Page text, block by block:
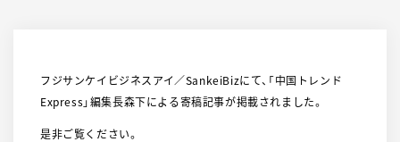
フジサンケイビジネスアイ／SankeiBizにて、「中国トレンド
Express」編集長森下による寄稿記事が掲載されました。
是非ご覧ください。